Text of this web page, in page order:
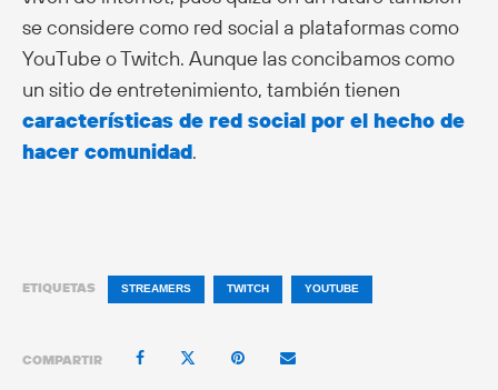
se considere como red social a plataformas como
YouTube o Twitch. Aunque las concibamos como
un sitio de entretenimiento, también tienen
características de red social por el hecho de
hacer comunidad.
ETIQUETAS STREAMERS TWITCH YOUTUBE
COMPARTIR